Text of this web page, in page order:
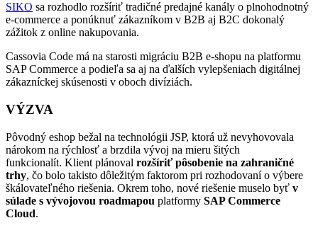
SIKO sa rozhodlo rozšíriť tradičné predajné kanály o plnohodnotný
e-commerce a ponúknuť zákazníkom v B2B aj B2C dokonalý
zážitok z online nakupovania.
Cassovia Code má na starosti migráciu B2B e-shopu na platformu
SAP Commerce a podieľa sa aj na ďalších vylepšeniach digitálnej
zákazníckej skúsenosti v oboch divíziách.
VÝZVA
Pôvodný eshop bežal na technológii JSP, ktorá už nevyhovovala
nárokom na rýchlosť a brzdila vývoj na mieru šitých
funkcionalít. Klient plánoval rozšíriť pôsobenie na zahraničné
trhy, čo bolo takisto dôležitým faktorom pri rozhodovaní o výbere
škálovateľného riešenia. Okrem toho, nové riešenie muselo byť v
súlade s vývojovou roadmapou platformy SAP Commerce
Cloud.